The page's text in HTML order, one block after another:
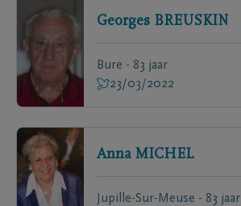
Georges BREUSKIN
Bure - 83 jaar
23/03/2022
Anna MICHEL
Jupille-Sur-Meuse - 83 jaar